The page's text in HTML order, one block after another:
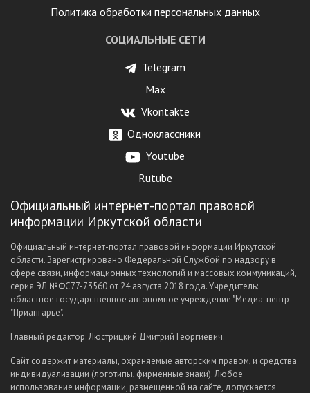
Политика обработки персональных данных
СОЦИАЛЬНЫЕ СЕТИ
Telegram
Max
Vkontakte
Одноклассники
Youtube
Rutube
Официальный интернет-портал правовой
информации Иркутской области
Официальный интернет-портал правовой информации Иркутской
области. Зарегистрировано Федеральной Службой по надзору в
сфере связи, информационных технологий и массовых коммуникаций,
серия ЭЛ №ФС77-73560 от 24 августа 2018 года. Учредитель:
областное государственное автономное учреждение "Медиа-центр
"Приангарье".
Главный редактор: Люстрицкий Дмитрий Георгиевич.
Сайт содержит материалы, охраняемые авторским правом, и средства
индивидуализации (логотипы, фирменные знаки). Любое
использование информации, размещенной на сайте, допускается